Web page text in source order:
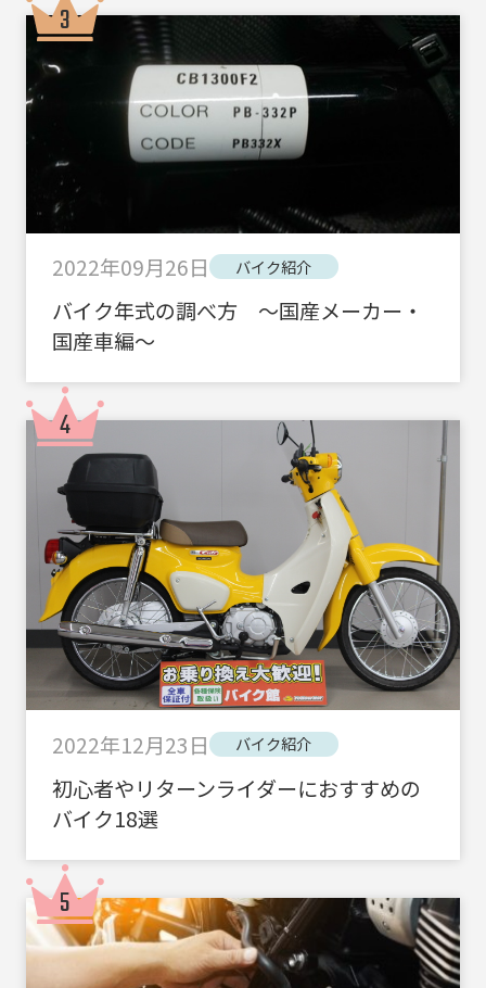
2022年09月26日 バイク紹介
バイク年式の調べ方 ～国産メーカー・
国産車編～
2022年12月23日 バイク紹介
初心者やリターンライダーにおすすめの
バイク18選